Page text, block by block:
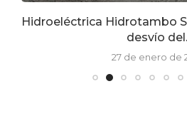
Hidroeléctrica Hidrotambo
desvío
27 de enero de